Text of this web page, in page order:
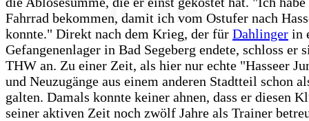
Fahrrad bekommen, damit ich vom Ostufer nach
konnte." Direkt nach dem Krieg, der für Dahlinger in
Gefangenenlager in Bad Segeberg endete, schloss er
THW an. Zu einer Zeit, als hier nur echte "Hasseer
und Neuzugänge aus einem anderen Stadtteil schon
galten. Damals konnte keiner ahnen, dass er diesen
seiner aktiven Zeit noch zwölf Jahre als Trainer